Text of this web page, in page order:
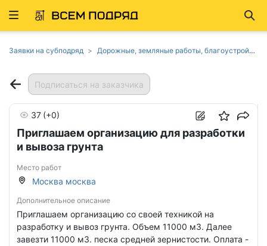
Развернуть
Заявки на субподряд Дорожные, земляные работы, благоустройство в Москве
Подписаться на заказчика
Приглашаем организацию для разработки
и вывоза грунта
37 (+0)
Место работ
Москва москва
Дополнительное описание
Приглашаем организацию со своей техникой на
разработку и вывоз грунта. Объем 11000 м3. Далее
завезти 11000 м3. песка средней зернистости. Оплата -